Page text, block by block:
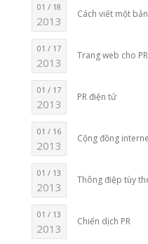
01 / 18
2013 Cách viết một
01 / 17
2013 Trang web cho PR
01 / 17
2013 PR điện tử
01 / 16
2013 Cộng đồng
01 / 13
2013 Thông điệp tùy
01 / 13
2013 Chiến dịch PR